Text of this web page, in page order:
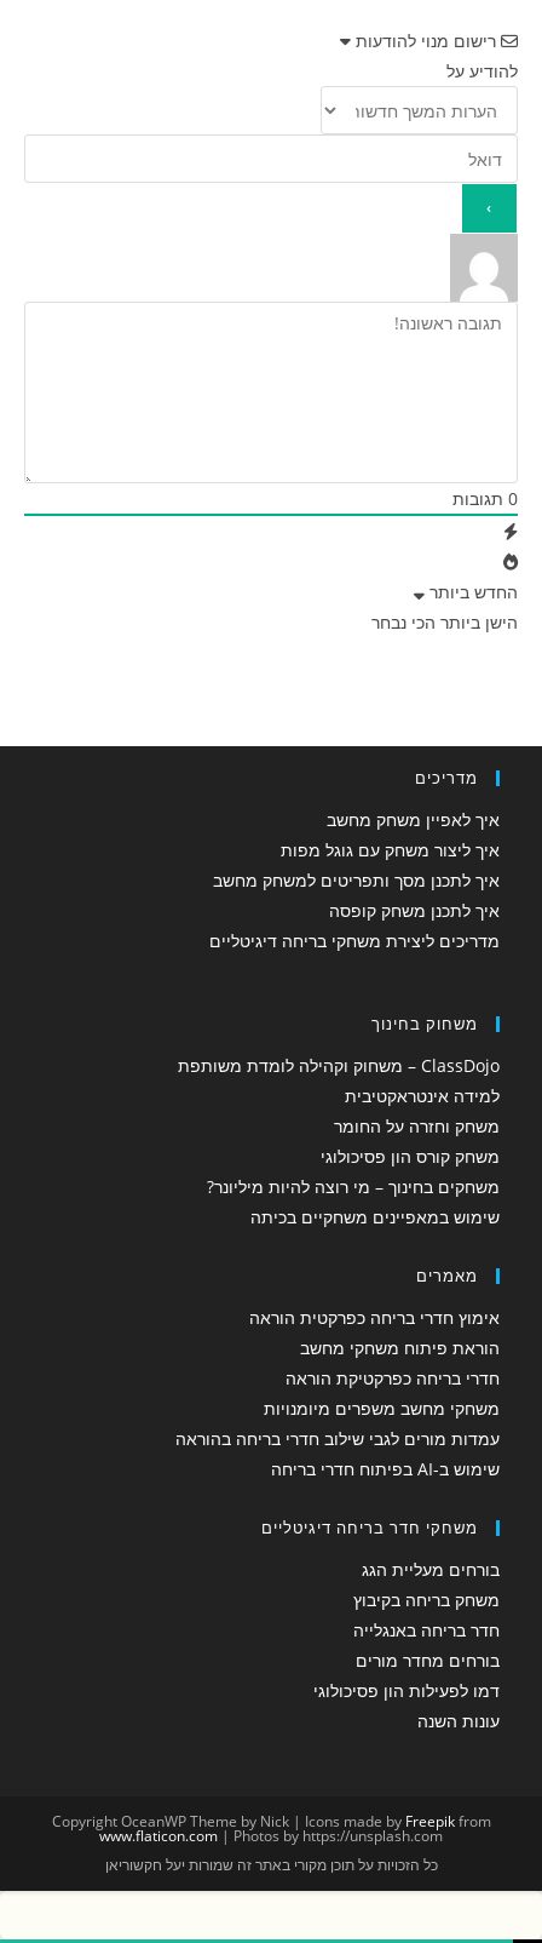
רישום מנוי להודעות
להודיע על
0 תגובות
החדש ביותר
הישן ביותר הכי נבחר
מדריכים
איך לאפיין משחק מחשב
איך ליצור משחק עם גוגל מפות
איך לתכנן מסך ותפריטים למשחק מחשב
איך לתכנן משחק קופסה
מדריכים ליצירת משחקי בריחה דיגיטליים
משחוק בחינוך
ClassDojo – משחוק וקהילה לומדת משותפת
למידה אינטראקטיבית
משחק וחזרה על החומר
משחק קורס הון פסיכולוגי
משחקים בחינוך – מי רוצה להיות מיליונר?
שימוש במאפיינים משחקיים בכיתה
מאמרים
אימוץ חדרי בריחה כפרקטית הוראה
הוראת פיתוח משחקי מחשב
חדרי בריחה כפרקטיקת הוראה
משחקי מחשב משפרים מיומנויות
עמדות מורים לגבי שילוב חדרי בריחה בהוראה
שימוש ב-AI בפיתוח חדרי בריחה
משחקי חדר בריחה דיגיטליים
בורחים מעליית הגג
משחק בריחה בקיבוץ
חדר בריחה באנגלייה
בורחים מחדר מורים
דמו לפעילות הון פסיכולוגי
עונות השנה
Copyright OceanWP Theme by Nick | Icons made by Freepikfrom
www.flaticon.com | Photos by https://unsplash.com
כל הזכויות על תוכן מקורי באתר זה שמורות יעל חקשוריאן